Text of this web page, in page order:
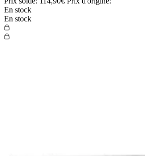
En stock
En stock